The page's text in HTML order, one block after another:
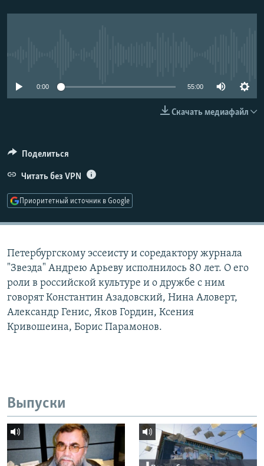
РАСПИСАНИЕ ВЕЩАНИЯ
0:00 55:00
Скачать медиафайл
Поделиться
Читать без VPN
Приоритетный источник в Google
Петербургскому эссеисту и соредактору журнала
"Звезда" Андрею Арьеву исполнилось 80 лет. О его
роли в российской культуре и о дружбе с ним
говорят Константин Азадовский, Нина Аловерт,
Александр Генис, Яков Гордин, Ксения
Кривошеина, Борис Парамонов.
Выпуски